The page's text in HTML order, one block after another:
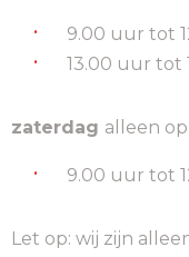
9.00 uur tot
13.00 uur tot
zaterdag alleen
9.00 uur tot
Let op: wij zijn